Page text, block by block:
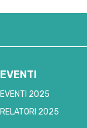
EVENTI
EVENTI 2025
RELATORI 2025